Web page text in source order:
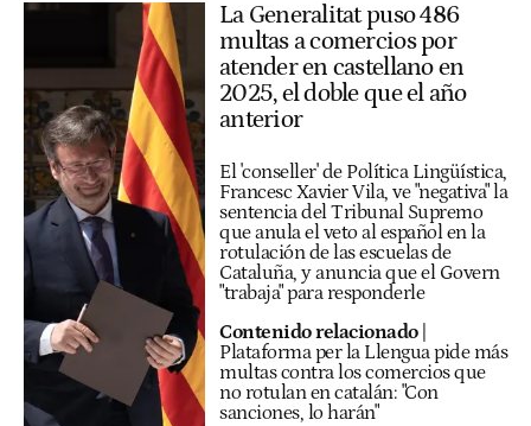
La Generalitat puso 486
multas a comercios por
atender en castellano en
2025, el doble que el año
anterior
El 'conseller' de Política Lingüística,
Francesc Xavier Vila, ve "negativa" la
sentencia del Tribunal Supremo
que anula el veto al español en la
rotulación de las escuelas de
Cataluña, y anuncia que el Govern
"trabaja" para responderle
Contenido relacionado|
Plataforma per la Llengua pide más
multas contra los comercios que
no rotulan en catalán: "Con
sanciones, lo harán"